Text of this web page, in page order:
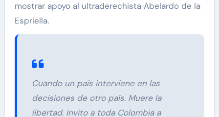
mostrar apoyo al ultraderechista Abelardo de la
Espriella.
Cuando un país interviene en las
decisiones de otro país. Muere la
libertad. Invito a toda Colombia a